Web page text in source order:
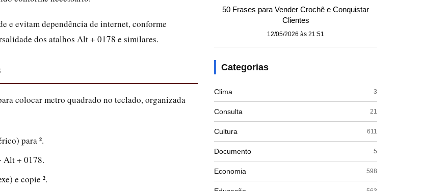
e evitam dependência de internet, conforme
dos atalhos Alt + 0178 e similares.
colocar metro quadrado no teclado, organizada
para ².
Alt + 0178.
e copie ².
50 Frases para Vender Crochê e Conquistar
Clientes
12/05/2026 às 21:51
Categorias
Clima 3
Consulta 21
Cultura 611
Documento 5
Economia 598